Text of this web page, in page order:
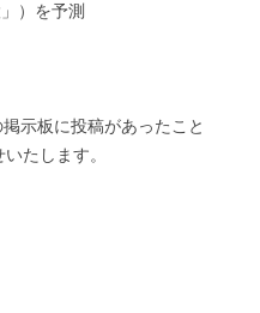
）を予測
示板に投稿があったこと
たします。